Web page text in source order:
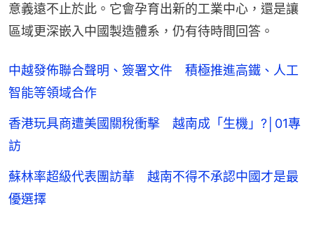
意義遠不止於此。它會孕育出新的工業中心，還是讓
區域更深嵌入中國製造體系，仍有待時間回答。
中越發佈聯合聲明、簽署文件 積極推進高鐵、人工
智能等領域合作
香港玩具商遭美國關稅衝擊 越南成「生機」?│01專
訪
蘇林率超級代表團訪華 越南不得不承認中國才是最
優選擇